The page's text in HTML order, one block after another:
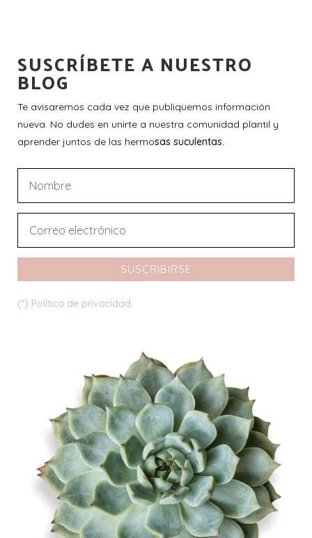
SUSCRÍBETE A NUESTRO
BLOG
Te avisaremos cada vez que publiquemos información
nueva. No dudes en unirte a nuestra comunidad plantil y
aprender juntos de las hermosas suculentas.
SUSCRIBIRSE
(*) Política de privacidad.